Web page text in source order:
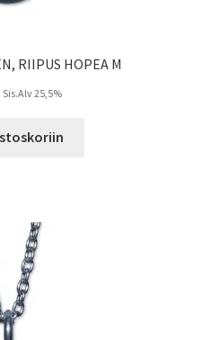
RIIPUS HOPEA M
Sis.Alv 25,5%